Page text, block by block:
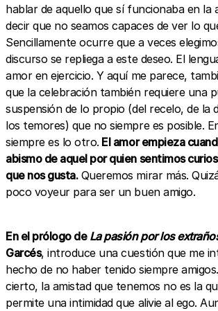
hablar de aquello que sí funcionaba en la
decir que no seamos capaces de ver lo
Sencillamente ocurre que a veces
discurso se repliega a este deseo. El
amor en ejercicio. Y aquí me parece,
que la celebración también requiere una
suspensión de lo propio (del recelo, de la
los temores) que no siempre es posible.
siempre es lo otro. El amor empieza
abismo de aquel por quien sentimos
que nos gusta.Queremos mirar más.
poco voyeur para ser un buen amigo.
En el prólogo de La pasión por los
Garcés, introduce una cuestión que me
hecho de no haber tenido siempre
cierto, la amistad que tenemos no es la
permite una intimidad que alivie al ego.